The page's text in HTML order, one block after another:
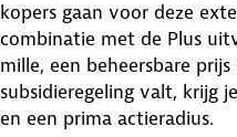
kopers gaan voor deze
combinatie met de Plus
mille, een beheersbare
subsidieregeling valt, krijg
en een prima actieradius.